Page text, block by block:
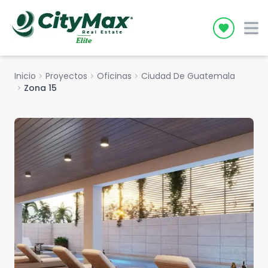
Icon
Inicio chevron_right Proyectos chevron_right Oficinas chevron_right Ciudad De Guatemala
chevron_right Zona 15